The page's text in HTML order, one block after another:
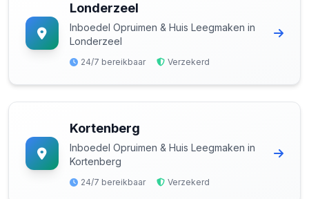
Londerzeel
Inboedel Opruimen & Huis Leegmaken in
Londerzeel
24/7 bereikbaar Verzekerd
Kortenberg
Inboedel Opruimen & Huis Leegmaken in
Kortenberg
24/7 bereikbaar Verzekerd